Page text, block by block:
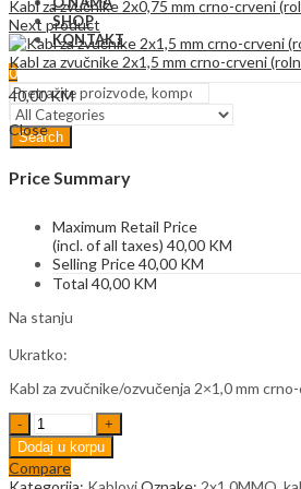
SHOP
KONTAKT
0
Search
Kabl za zvučnike 2x0,75 mm crno-crveni
Next product
Kabl za zvučnike 2x1,5 mm crno-crveni
40,00KM
Close
Price Summary
Maximum Retail Price
(incl. of all taxes) 40,00 KM
Selling Price40,00 KM
Total 40,00 KM
Na stanju
Ukratko:
Kabl za zvučnike/ozvučenja 2×1,0 mm
Kabl
za
zvučnike
2x1,0
Dodaj u korpu
Compare